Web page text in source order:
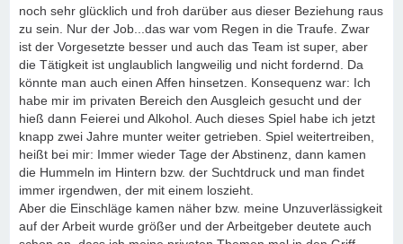
noch sehr glücklich und froh darüber aus dieser Beziehung raus
zu sein. Nur der Job...das war vom Regen in die Traufe. Zwar
ist der Vorgesetzte besser und auch das Team ist super, aber
die Tätigkeit ist unglaublich langweilig und nicht fordernd. Da
könnte man auch einen Affen hinsetzen. Konsequenz war: Ich
habe mir im privaten Bereich den Ausgleich gesucht und der
hieß dann Feierei und Alkohol. Auch dieses Spiel habe ich jetzt
knapp zwei Jahre munter weiter getrieben. Spiel weitertreiben,
heißt bei mir: Immer wieder Tage der Abstinenz, dann kamen
die Hummeln im Hintern bzw. der Suchtdruck und man findet
immer irgendwen, der mit einem loszieht.
Aber die Einschläge kamen näher bzw. meine Unzuverlässigkeit
auf der Arbeit wurde größer und der Arbeitgeber deutete auch